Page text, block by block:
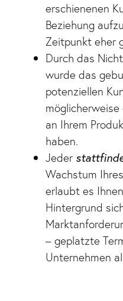
erschienenen
Beziehung
Zeitpunkt eher
Durch das
wurde das
potenziellen
an Ihrem
haben.
Jeder
Wachstum
erlaubt es
Hintergrund
– geplatzte
Unternehmen